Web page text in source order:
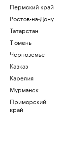
Пермский край
Ростов-на-Дону
Татарстан
Тюмень
Черноземье
Кавказ
Карелия
Мурманск
Приморский
край